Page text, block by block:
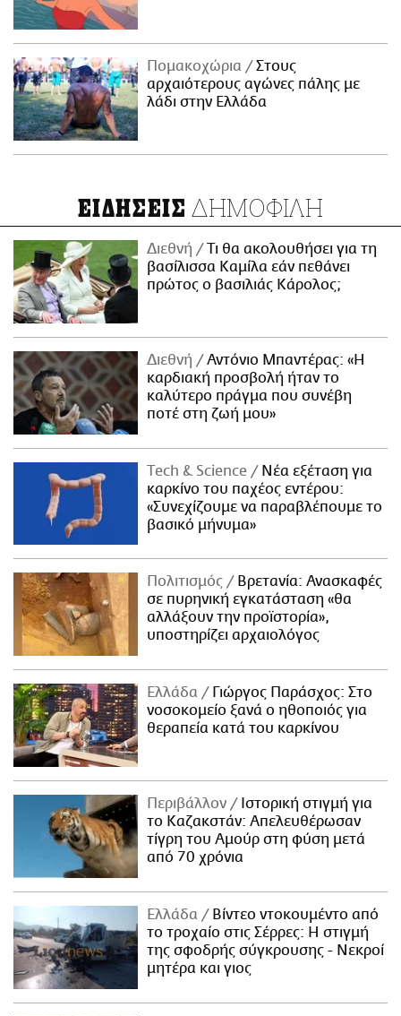
Πομακοχώρια
Στους
αρχαιότερους αγώνες πάλης με
λάδι στην Ελλάδα
ΕΙΔΗΣΕΙΣ ΔΗΜΟΦΙΛΗ
Διεθνή
Τι θα ακολουθήσει για τη
βασίλισσα Καμίλα εάν πεθάνει
πρώτος ο βασιλιάς Κάρολος;
Διεθνή
Αντόνιο Μπαντέρας: «Η
καρδιακή προσβολή ήταν το
καλύτερο πράγμα που συνέβη
ποτέ στη ζωή μου»
Τech & Science
Νέα εξέταση για
καρκίνο του παχέος εντέρου:
«Συνεχίζουμε να παραβλέπουμε το
βασικό μήνυμα»
Πολιτισμός
Βρετανία: Ανασκαφές
σε πυρηνική εγκατάσταση «θα
αλλάξουν την προϊστορία»,
υποστηρίζει αρχαιολόγος
Ελλάδα
Γιώργος Παράσχος: Στο
νοσοκομείο ξανά ο ηθοποιός για
θεραπεία κατά του καρκίνου
Περιβάλλον
Ιστορική στιγμή για
το Καζακστάν: Απελευθέρωσαν
τίγρη του Αμούρ στη φύση μετά
από 70 χρόνια
Ελλάδα
Βίντεο ντοκουμέντο από
το τροχαίο στις Σέρρες: Η στιγμή
της σφοδρής σύγκρουσης - Νεκροί
μητέρα και γιος